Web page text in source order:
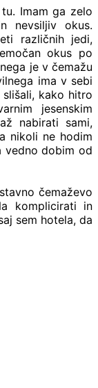
Imam ga zelo
nevsiljiv okus.
različnih jedi,
okus po
je v čemažu
ima v sebi
kako hitro
jesenskim
nabirati sami,
nikoli ne hodim
vedno dobim od
čemaževo
komplicirati in
sem hotela, da